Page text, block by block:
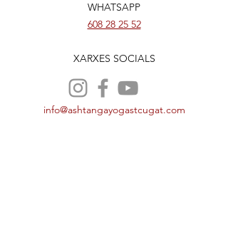
WHATSAPP
608 28 25 52
XARXES SOCIALS
info@ashtangayogastcugat.com